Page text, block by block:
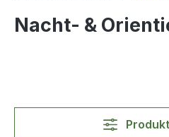
Nacht- &